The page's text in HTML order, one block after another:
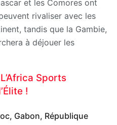
et les Comores ont
rivaliser avec les
tandis que la Gambie,
à déjouer les
Sports
!
Gabon, République